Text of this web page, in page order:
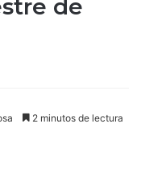
de
2 minutos de lectura